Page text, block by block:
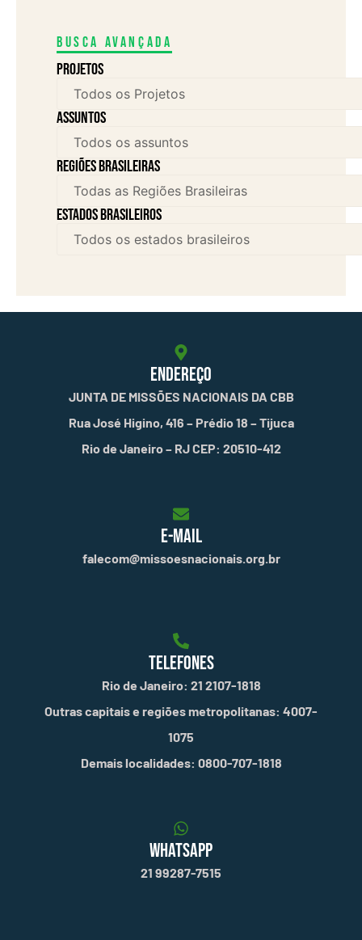
Busca avançada
Projetos
assuntos
Regiões brasileiras
Estados brasileiros
ENDEREÇO
JUNTA DE MISSÕES NACIONAIS DA CBB
Rua José Higino, 416 – Prédio 18 – Tijuca
Rio de Janeiro – RJ CEP: 20510-412
E-MAIL
falecom@missoesnacionais.org.br
TELEFONES
Rio de Janeiro: 21 2107-1818
Outras capitais e regiões metropolitanas: 4007-
1075
Demais localidades: 0800-707-1818
WHATSAPP
21 99287-7515